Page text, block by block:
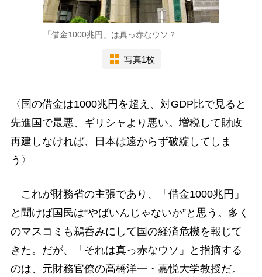
「借金1000兆円」は真っ赤なウソ？
写真1枚
〈国の借金は1000兆円を超え、対GDP比で見ると
先進国で最悪、ギリシャより悪い。増税して財政
再建しなければ、日本は遠からず破綻してしま
う〉
これが財務省の主張であり、「借金1000兆円」
と聞けば国民は“やばいんじゃないか”と思う。多く
のマスコミも鵜呑みにして国の経済危機を報じて
きた。だが、「それは真っ赤なウソ」と指摘する
のは、元財務官僚の高橋洋一・嘉悦大学教授だ。